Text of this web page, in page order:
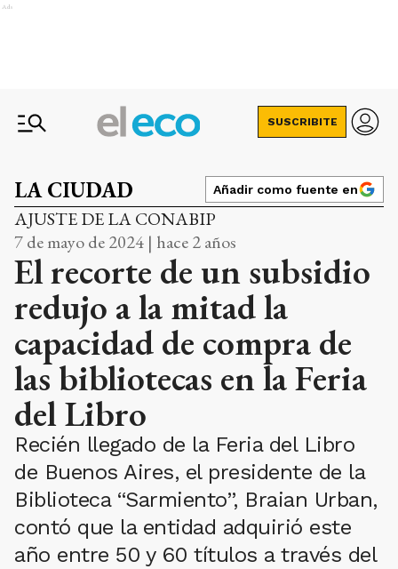
Ads
SUSCRIBITE
LA CIUDAD Añadir como fuente en
AJUSTE DE LA CONABIP
7 de mayo de 2024 | hace 2 años
El recorte de un subsidio
redujo a la mitad la
capacidad de compra de
las bibliotecas en la Feria
del Libro
Recién llegado de la Feria del Libro
de Buenos Aires, el presidente de la
Biblioteca “Sarmiento”, Braian Urban,
contó que la entidad adquirió este
año entre 50 y 60 títulos a través del